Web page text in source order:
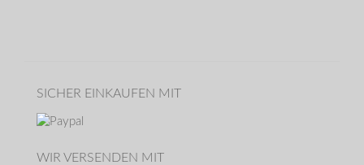
SICHER EINKAUFEN MIT
WIR VERSENDEN MIT